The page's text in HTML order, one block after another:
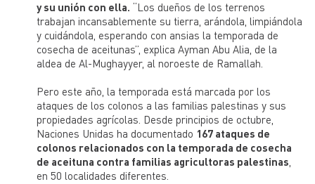
y su unión con ella. “Los dueños de los terrenos
trabajan incansablemente su tierra, arándola, limpiándola
y cuidándola, esperando con ansias la temporada de
cosecha de aceitunas”, explica Ayman Abu Alia, de la
aldea de Al-Mughayyer, al noroeste de Ramallah.
Pero este año, la temporada está marcada por los
ataques de los colonos a las familias palestinas y sus
propiedades agrícolas. Desde principios de octubre,
Naciones Unidas ha documentado 167 ataques de
colonos relacionados con la temporada de cosecha
de aceituna contra familias agricultoras palestinas
en 50 localidades diferentes.